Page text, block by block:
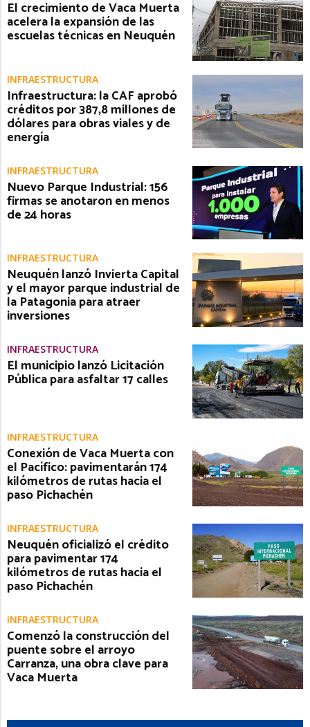
El crecimiento de Vaca Muerta
acelera la expansión de las
escuelas técnicas en Neuquén
INFRAESTRUCTURA
Infraestructura: la CAF aprobó
créditos por 387,8 millones de
dólares para obras viales y de
energía
INFRAESTRUCTURA
Nuevo Parque Industrial: 156
firmas se anotaron en menos
de 24 horas
INFRAESTRUCTURA
Neuquén lanzó Invierta Capital
y el mayor parque industrial de
la Patagonia para atraer
inversiones
INFRAESTRUCTURA
El municipio lanzó Licitación
Pública para asfaltar 17 calles
INFRAESTRUCTURA
Conexión de Vaca Muerta con
el Pacífico: pavimentarán 174
kilómetros de rutas hacia el
paso Pichachén
INFRAESTRUCTURA
Neuquén oficializó el crédito
para pavimentar 174
kilómetros de rutas hacia el
paso Pichachén
INFRAESTRUCTURA
Comenzó la construcción del
puente sobre el arroyo
Carranza, una obra clave para
Vaca Muerta